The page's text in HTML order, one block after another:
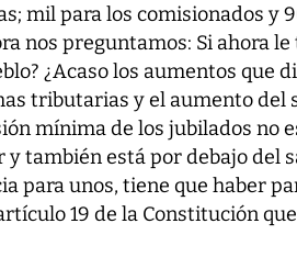
mil para los comisionados y
nos preguntamos: Si ahora
¿Acaso los aumentos que
tributarias y el aumento del
mínima de los jubilados no
y también está por debajo del
para unos, tiene que haber
19 de la Constitución